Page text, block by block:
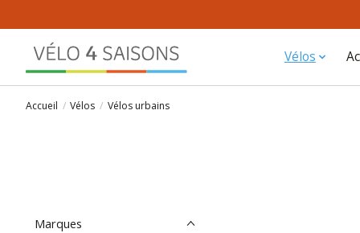
Vélos
Accueil / Vélos / Vélos urbains
Marques